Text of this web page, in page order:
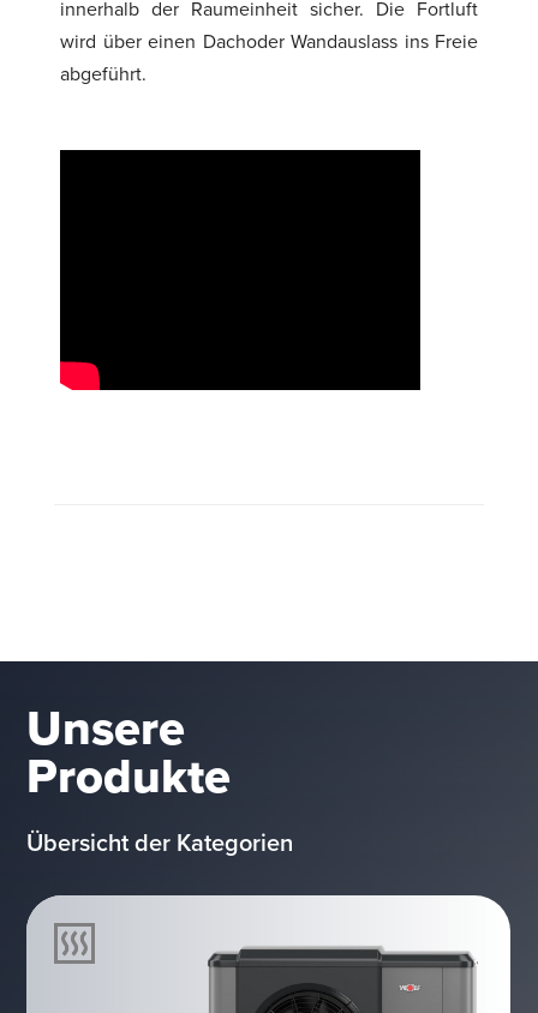
innerhalb der Raumeinheit sicher. Die Fortluft
wird über einen Dachoder Wandauslass ins Freie
abgeführt.
Unsere
Produkte
Übersicht der Kategorien